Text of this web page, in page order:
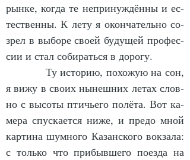
рын­ке, ког­да те не­при­нуж­дён­ны и ес­
тест­вен­ны. К ле­ту я окон­ча­тель­но со­
зрел в вы­бо­ре сво­ей бу­ду­щей про­фес­
сии и стал со­би­рать­ся в до­ро­гу.
я ви­жу в сво­их ны­неш­них ле­тах слов­
но с вы­со­ты птичь­е­го по­лёта. Вот ка­
ме­ра спус­ка­ет­ся ни­же, и пре­до мной
кар­ти­на шум­но­го Ка­зан­ско­го вок­за­ла:
с толь­ко что при­быв­ше­го по­ез­да на